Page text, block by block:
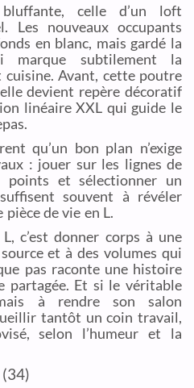
celle d’un loft
Les nouveaux occupants
en blanc, mais gardé la
marque subtilement la
Avant, cette poutre
devient repère décoratif
linéaire XXL qui guide le
qu’un bon plan n’exige
: jouer sur les lignes de
et sélectionner un
souvent à révéler
de vie en L.
c’est donner corps à une
et à des volumes qui
pas raconte une histoire
partagée. Et si le véritable
à rendre son salon
tantôt un coin travail,
selon l’humeur et la